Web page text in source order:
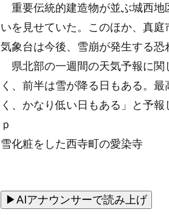
重要伝統的建造物が並ぶ城西地
いを見せていた。このほか、真庭
気象台は今後、雪崩が発生する恐
県北部の一週間の天気予報に関
く、前半は雪が降る日もある。
く、かなり低い日もある」と予報
ｐ
雪化粧をした西寺町の愛染寺